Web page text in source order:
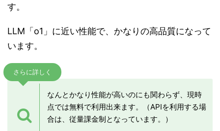
す。
LLM「o1」に近い性能で、かなりの高品質になって
います。
さらに詳しく
なんとかなり性能が高いのにも関わらず、現時
点では無料で利用出来ます。（APIを利用する場
合は、従量課金制となっています。）